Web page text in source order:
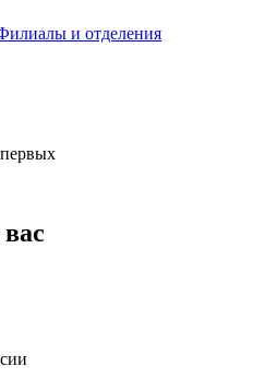
и отделения